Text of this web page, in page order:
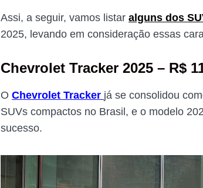
Assi, a seguir, vamos listar alguns dos
2025, levando em consideração essas
Chevrolet Tracker 2025 – R$
O Chevrolet Tracker já se consolidou
SUVs compactos no Brasil, e o modelo
sucesso.